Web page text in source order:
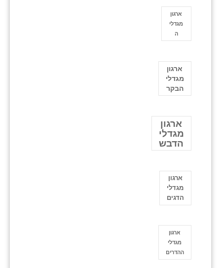
ארגון
מגדלי
ה
ארגון
מגדלי
הבקר
ארגון
מגדלי
הדבש
ארגון
מגדלי
הדגים
ארגון
מגדלי
ההדרים